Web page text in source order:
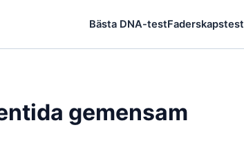
Bästa DNA-testFaderskapstest
gemensam